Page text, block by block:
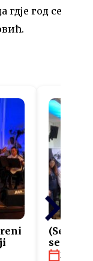
гдје год се
projekta
26-11-